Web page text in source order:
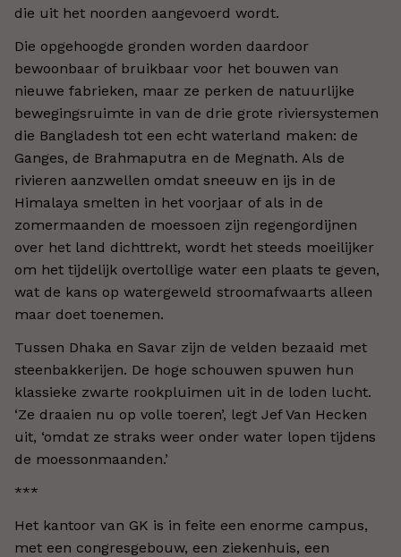
die uit het noorden aangevoerd wordt.
Die opgehoogde gronden worden daardoor
bewoonbaar of bruikbaar voor het bouwen van
nieuwe fabrieken, maar ze perken de natuurlijke
bewegingsruimte in van de drie grote riviersystemen
die Bangladesh tot een echt waterland maken: de
Ganges, de Brahmaputra en de Megnath. Als de
rivieren aanzwellen omdat sneeuw en ijs in de
Himalaya smelten in het voorjaar of als in de
zomermaanden de moessoen zijn regengordijnen
over het land dichttrekt, wordt het steeds moeilijker
om het tijdelijk overtollige water een plaats te geven,
wat de kans op watergeweld stroomafwaarts alleen
maar doet toenemen.
Tussen Dhaka en Savar zijn de velden bezaaid met
steenbakkerijen. De hoge schouwen spuwen hun
klassieke zwarte rookpluimen uit in de loden lucht.
‘Ze draaien nu op volle toeren’, legt Jef Van Hecken
uit, ‘omdat ze straks weer onder water lopen tijdens
de moessonmaanden.’
***
Het kantoor van GK is in feite een enorme campus,
met een congresgebouw, een ziekenhuis, een